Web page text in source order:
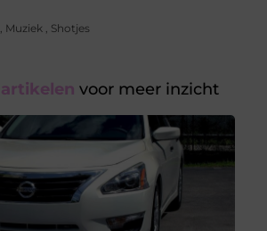
, Muziek, Shotjes
artikelen voor meer inzicht